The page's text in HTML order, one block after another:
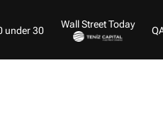
under 30
Wall Street Today